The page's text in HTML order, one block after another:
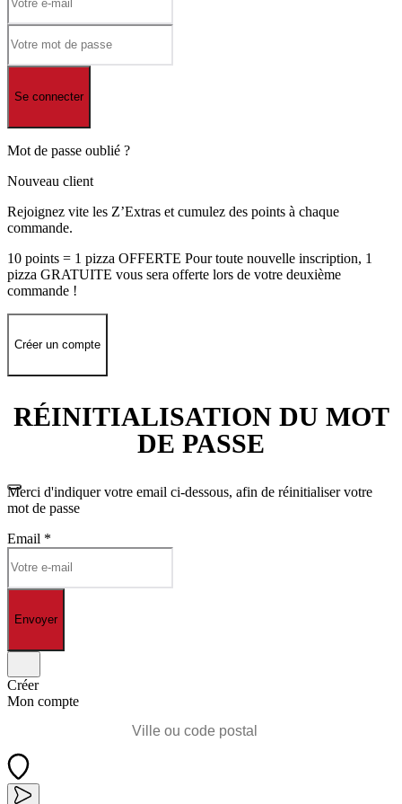
Se connecter
Mot de passe oublié ?
Nouveau client
Rejoignez vite les Z’Extras et cumulez des points à chaque
commande.
10 points = 1 pizza OFFERTE Pour toute nouvelle inscription, 1
pizza GRATUITE vous sera offerte lors de votre deuxième
commande !
Créer un compte
RÉINITIALISATION DU MOT
DE PASSE
Merci d'indiquer votre email ci-dessous, afin de réinitialiser votre
mot de passe
Email *
Envoyer
Créer
Mon compte